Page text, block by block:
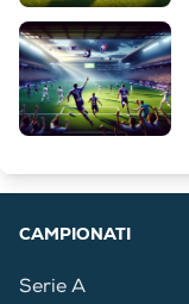
CAMPIONATI
Serie A